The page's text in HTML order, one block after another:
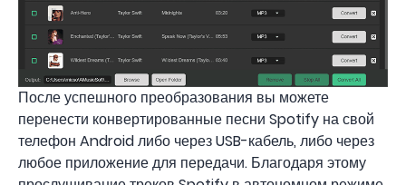
После успешного преобразования вы можете
перенести конвертированные песни Spotify на свой
телефон Android либо через USB-кабель, либо через
любое приложение для передачи. Благодаря этому